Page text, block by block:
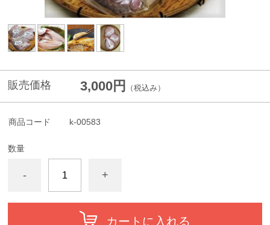
販売価格 3,000円 （税込み）
商品コード k-00583
数量
- +
カートに入れる